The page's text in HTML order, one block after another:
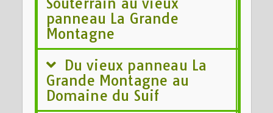
panneau La Grande
Montagne
Du vieux panneau La
Grande Montagne au
Domaine du Suif